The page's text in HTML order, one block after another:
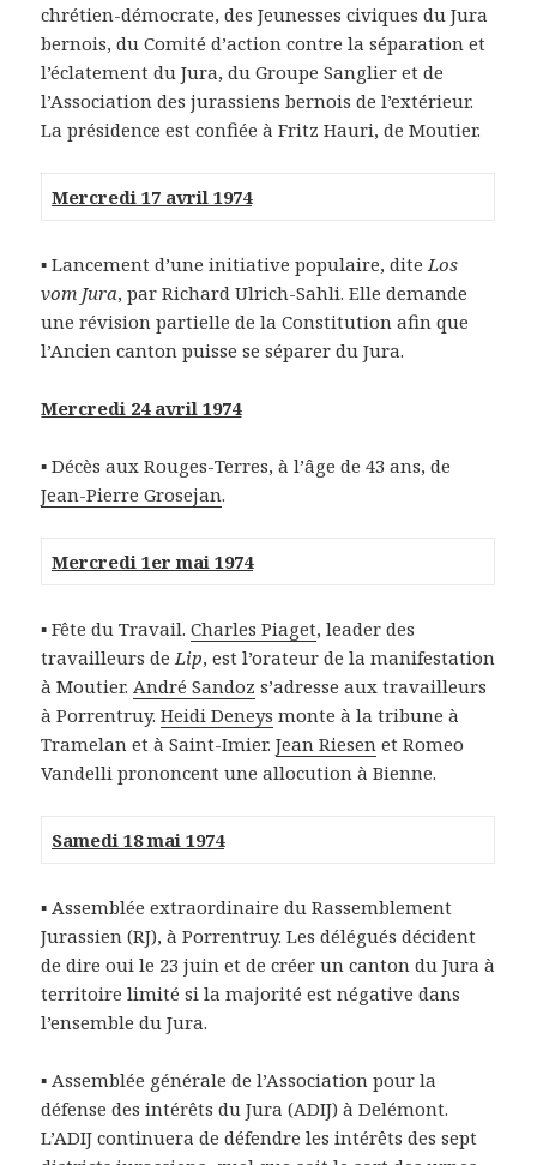
chrétien-démocrate, des Jeunesses civiques du Jura
bernois, du Comité d’action contre la séparation et
l’éclatement du Jura, du Groupe Sanglier et de
l’Association des jurassiens bernois de l’extérieur.
La présidence est confiée à Fritz Hauri, de Moutier.
Mercredi 17 avril 1974
▪ Lancement d’une initiative populaire, diteLos
vom Jura, par Richard Ulrich-Sahli. Elle demande
une révision partielle de la Constitution afin que
l’Ancien canton puisse se séparer du Jura.
Mercredi 24 avril 1974
▪ Décès aux Rouges-Terres, à l’âge de 43 ans, de
Jean-Pierre Grosejan.
Mercredi 1er mai 1974
▪ Fête du Travail.Charles Piaget, leader des
travailleurs deLip, est l’orateur de la manifestation
à Moutier.André Sandoz s’adresse aux travailleurs
à Porrentruy.Heidi Deneys monte à la tribune à
Tramelan et à Saint-Imier.Jean Riesen et Romeo
Vandelli prononcent une allocution à Bienne.
Samedi 18 mai 1974
▪ Assemblée extraordinaire du Rassemblement
Jurassien (RJ), à Porrentruy. Les délégués décident
de dire oui le 23 juin et de créer un canton du Jura à
territoire limité si la majorité est négative dans
l’ensemble du Jura.
▪ Assemblée générale de l’Association pour la
défense des intérêts du Jura (ADIJ) à Delémont.
L’ADIJ continuera de défendre les intérêts des sept